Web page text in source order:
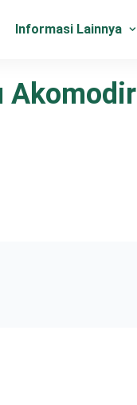
Informasi Lainnya
Akomodir